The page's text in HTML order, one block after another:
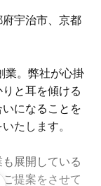
宇治市、京都
業。弊社が心掛
と耳を傾ける
になることを
たします。
展開している
提案をさせて